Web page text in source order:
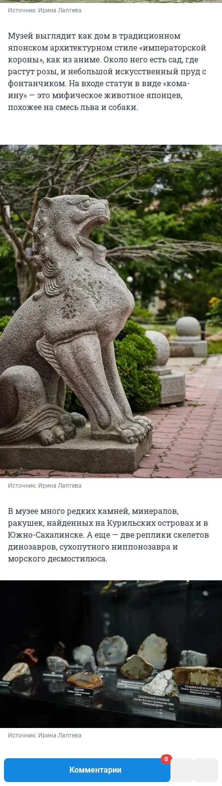
Комментарии
0
Источник: Ирина Лаптева
Музей выглядит как дом в традиционном
японском архитектурном стиле «императорской
короны», как из аниме. Около него есть сад, где
растут розы, и небольшой искусственный пруд с
фонтанчиком. На входе статуи в виде «кома-
ину» — это мифическое животное японцев,
похожее на смесь льва и собаки.
Источник: Ирина Лаптева
В музее много редких камней, минералов,
ракушек, найденных на Курильских островах и в
Южно-Сахалинске. А еще — две реплики скелетов
динозавров, сухопутного ниппонозавра и
морского десмостилюса.
Источник: Ирина Лаптева